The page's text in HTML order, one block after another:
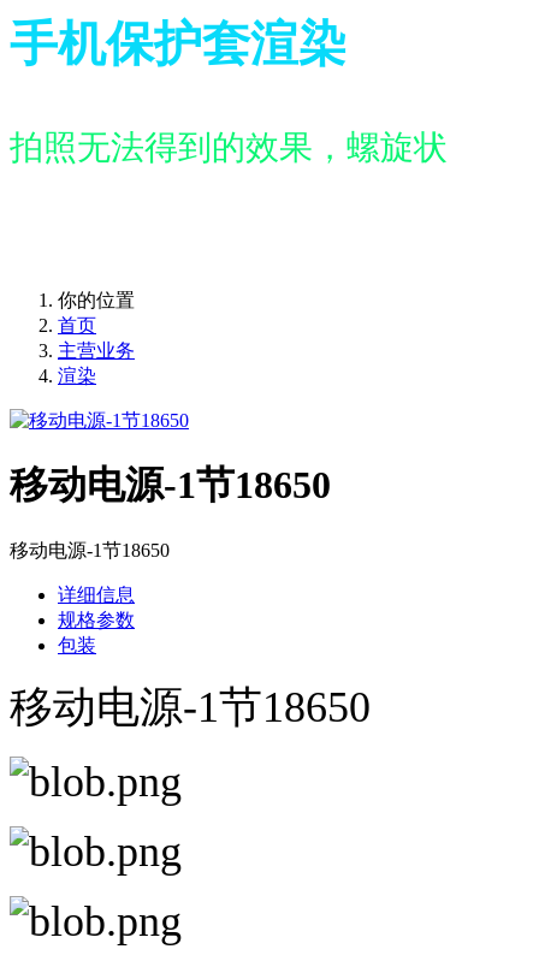
手机保护套渲染
拍照无法得到的效果，螺旋状
你的位置
首页
主营业务
渲染
移动电源-1节18650
移动电源-1节18650
详细信息
规格参数
包装
移动电源-1节18650